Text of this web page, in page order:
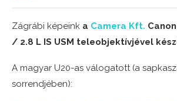
Zágrábi képeink a Camera Kft.
/ 2.8 L IS USM teleobjektívjével
A magyar U20-as válogatott (a
sorrendjében):